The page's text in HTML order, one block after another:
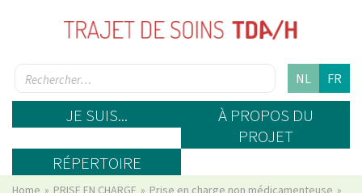
NL FR
JE SUIS...
À PROPOS DU
PROJET
RÉPERTOIRE
Home PRISE EN CHARGE
Prise en charge non médicamenteuse